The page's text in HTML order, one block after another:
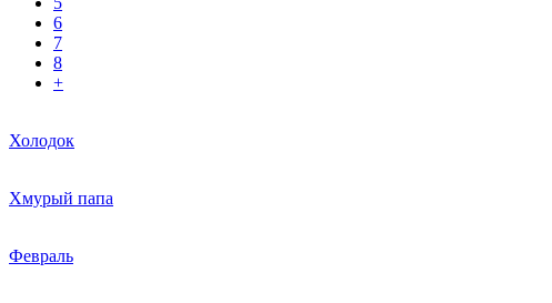
6
7
8
+
Холодок
Хмурый папа
Февраль